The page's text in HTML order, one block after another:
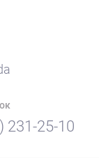
231-25-10